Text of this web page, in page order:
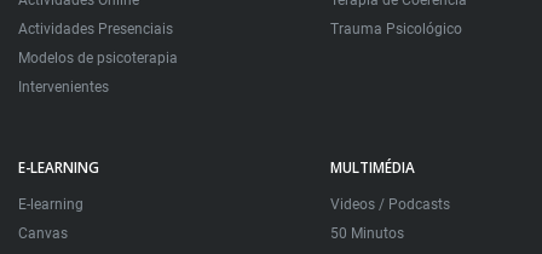
Actividades Presenciais
Modelos de psicoterapia
Intervenientes
Trauma Psicológico
E-LEARNING
E-learning
Canvas
MULTIMÉDIA
Videos / Podcasts
50 Minutos